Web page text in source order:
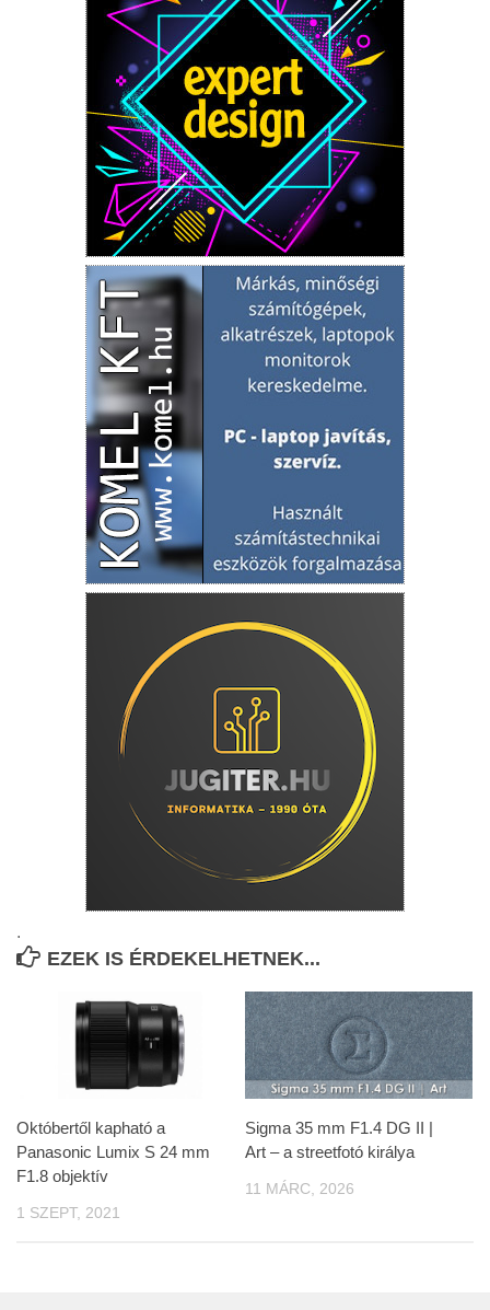
.
EZEK IS ÉRDEKELHETNEK...
Októbertől kapható a
Panasonic Lumix S 24 mm
F1.8 objektív
1 SZEPT, 2021
Sigma 35 mm F1.4 DG II |
Art – a streetfotó királya
11 MÁRC, 2026